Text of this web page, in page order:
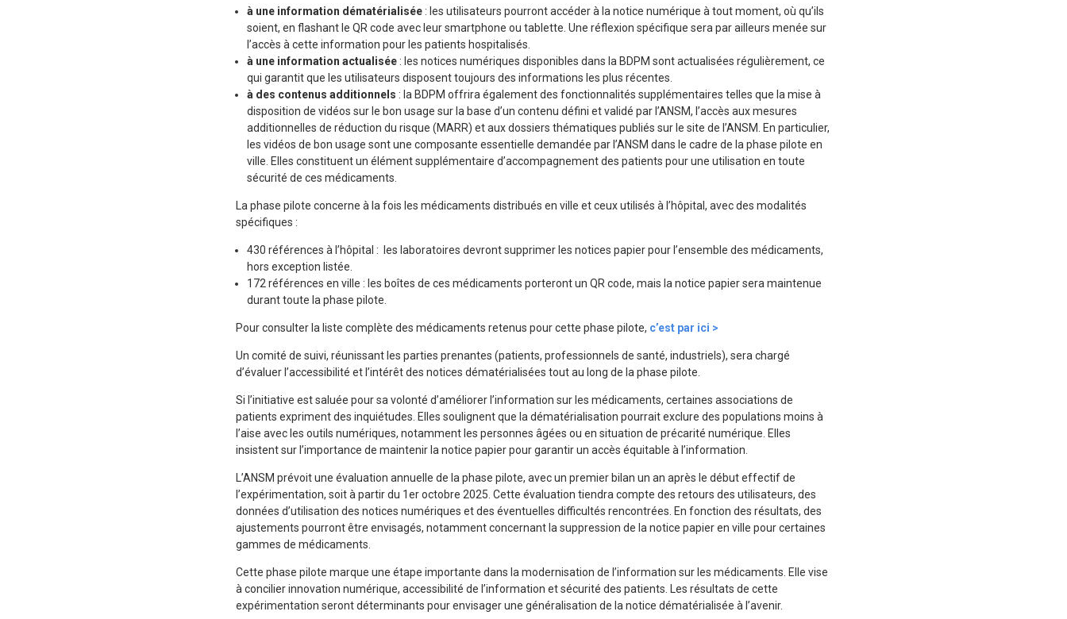
à une information dématérialisée : les utilisateurs pourront accéder à la notice numérique à tout moment, où qu’ils
soient, en flashant le QR code avec leur smartphone ou tablette. Une réflexion spécifique sera par ailleurs menée sur
l’accès à cette information pour les patients hospitalisés.
à une information actualisée : les notices numériques disponibles dans la BDPM sont actualisées régulièrement, ce
qui garantit que les utilisateurs disposent toujours des informations les plus récentes.
à des contenus additionnels : la BDPM offrira également des fonctionnalités supplémentaires telles que la mise à
disposition de vidéos sur le bon usage sur la base d’un contenu défini et validé par l’ANSM, l’accès aux mesures
additionnelles de réduction du risque (MARR) et aux dossiers thématiques publiés sur le site de l’ANSM. En particulier,
les vidéos de bon usage sont une composante essentielle demandée par l’ANSM dans le cadre de la phase pilote en
ville. Elles constituent un élément supplémentaire d’accompagnement des patients pour une utilisation en toute
sécurité de ces médicaments.
La phase pilote concerne à la fois les médicaments distribués en ville et ceux utilisés à l’hôpital, avec des modalités
spécifiques :
430 références à l’hôpital : les laboratoires devront supprimer les notices papier pour l’ensemble des médicaments,
hors exception listée.
172 références en ville : les boîtes de ces médicaments porteront un QR code, mais la notice papier sera maintenue
durant toute la phase pilote.
Pour consulter la liste complète des médicaments retenus pour cette phase pilote, c’est par ici >
Un comité de suivi, réunissant les parties prenantes (patients, professionnels de santé, industriels), sera chargé
d’évaluer l’accessibilité et l’intérêt des notices dématérialisées tout au long de la phase pilote.
Si l’initiative est saluée pour sa volonté d’améliorer l’information sur les médicaments, certaines associations de
patients expriment des inquiétudes. Elles soulignent que la dématérialisation pourrait exclure des populations moins à
l’aise avec les outils numériques, notamment les personnes âgées ou en situation de précarité numérique. Elles
insistent sur l’importance de maintenir la notice papier pour garantir un accès équitable à l’information.
L’ANSM prévoit une évaluation annuelle de la phase pilote, avec un premier bilan un an après le début effectif de
l’expérimentation, soit à partir du 1er octobre 2025. Cette évaluation tiendra compte des retours des utilisateurs, des
données d’utilisation des notices numériques et des éventuelles difficultés rencontrées. En fonction des résultats, des
ajustements pourront être envisagés, notamment concernant la suppression de la notice papier en ville pour certaines
gammes de médicaments.
Cette phase pilote marque une étape importante dans la modernisation de l’information sur les médicaments. Elle vise
à concilier innovation numérique, accessibilité de l’information et sécurité des patients.
Les résultats de cette
expérimentation seront déterminants pour envisager une généralisation de la notice dématérialisée à l’avenir.